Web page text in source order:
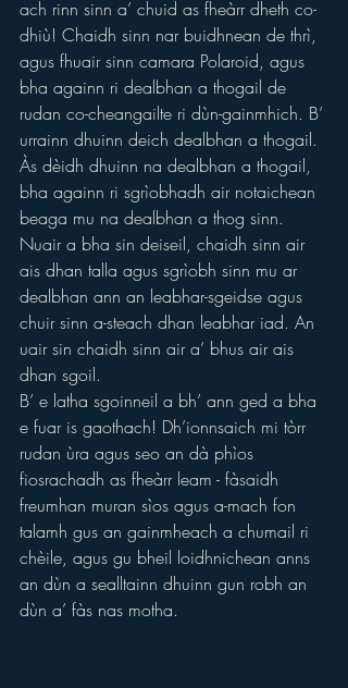
ach rinn sinn a’ chuid as fheàrr dheth co-
dhiù! Chaidh sinn nar buidhnean de thrì,
agus fhuair sinn camara Polaroid, agus
bha againn ri dealbhan a thogail de
rudan co-cheangailte ri dùn-gainmhich. B’
urrainn dhuinn deich dealbhan a thogail.
Às dèidh dhuinn na dealbhan a thogail,
bha againn ri sgrìobhadh air notaichean
beaga mu na dealbhan a thog sinn.
Nuair a bha sin deiseil, chaidh sinn air
ais dhan talla agus sgrìobh sinn mu ar
dealbhan ann an leabhar-sgeidse agus
chuir sinn a-steach dhan leabhar iad. An
uair sin chaidh sinn air a’ bhus air ais
dhan sgoil.
B’ e latha sgoinneil a bh’ ann ged a bha
e fuar is gaothach! Dh’ionnsaich mi tòrr
rudan ùra agus seo an dà phìos
fiosrachadh as fheàrr leam - fàsaidh
freumhan muran sìos agus a-mach fon
talamh gus an gainmheach a chumail ri
chèile, agus gu bheil loidhnichean anns
an dùn a sealltainn dhuinn gun robh an
dùn a’ fàs nas motha.